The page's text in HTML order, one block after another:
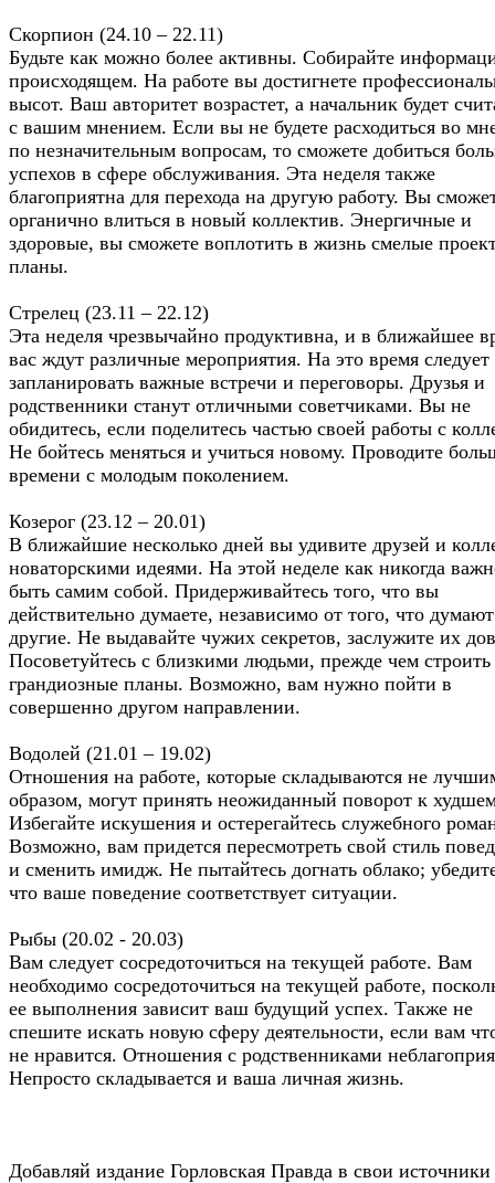
Скорпион (24.10 – 22.11)
Будьте как можно более активны. Собирайте
происходящем. На работе вы достигнете
высот. Ваш авторитет возрастет, а начальник будет
с вашим мнением. Если вы не будете расходиться во
по незначительным вопросам, то сможете добиться
успехов в сфере обслуживания. Эта неделя также
благоприятна для перехода на другую работу. Вы
органично влиться в новый коллектив. Энергичные и
здоровые, вы сможете воплотить в жизнь смелые
планы.
Стрелец (23.11 – 22.12)
Эта неделя чрезвычайно продуктивна, и в ближайшее
вас ждут различные мероприятия. На это время следует
запланировать важные встречи и переговоры. Друзья и
родственники станут отличными советчиками. Вы не
обидитесь, если поделитесь частью своей работы с
Не бойтесь меняться и учиться новому. Проводите
времени с молодым поколением.
Козерог (23.12 – 20.01)
В ближайшие несколько дней вы удивите друзей и
новаторскими идеями. На этой неделе как никогда
быть самим собой. Придерживайтесь того, что вы
действительно думаете, независимо от того, что думают
другие. Не выдавайте чужих секретов, заслужите их
Посоветуйтесь с близкими людьми, прежде чем строить
грандиозные планы. Возможно, вам нужно пойти в
совершенно другом направлении.
Водолей (21.01 – 19.02)
Отношения на работе, которые складываются не
образом, могут принять неожиданный поворот к
Избегайте искушения и остерегайтесь служебного
Возможно, вам придется пересмотреть свой стиль
и сменить имидж. Не пытайтесь догнать облако;
что ваше поведение соответствует ситуации.
Рыбы (20.02 - 20.03)
Вам следует сосредоточиться на текущей работе. Вам
необходимо сосредоточиться на текущей работе,
ее выполнения зависит ваш будущий успех. Также не
спешите искать новую сферу деятельности, если вам
не нравится. Отношения с родственниками
Непросто складывается и ваша личная жизнь.
Добавляй издание Горловская Правда в свои источники